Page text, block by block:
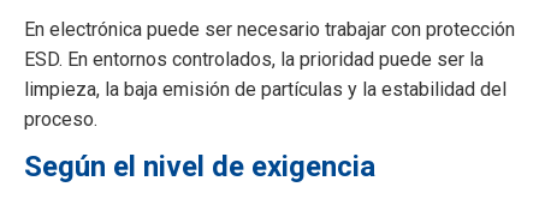
En electrónica puede ser necesario trabajar con protección
ESD. En entornos controlados, la prioridad puede ser la
limpieza, la baja emisión de partículas y la estabilidad del
proceso.
Según el nivel de exigencia